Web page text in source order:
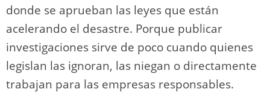
donde se aprueban las leyes que están
acelerando el desastre. Porque publicar
investigaciones sirve de poco cuando quienes
legislan las ignoran, las niegan o directamente
trabajan para las empresas responsables.